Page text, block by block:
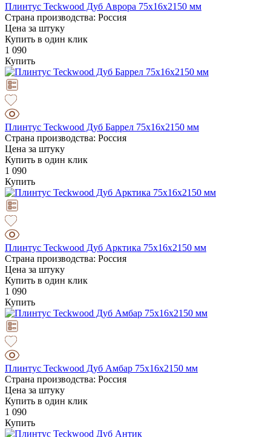
Плинтус Teckwood Дуб Аврора 75х16х2150 мм
Страна производства: Россия
Цена за штуку
Купить в один клик
1 090
Купить
Плинтус Teckwood Дуб Баррел 75х16х2150 мм
Страна производства: Россия
Цена за штуку
Купить в один клик
1 090
Купить
Плинтус Teckwood Дуб Арктика 75х16х2150 мм
Страна производства: Россия
Цена за штуку
Купить в один клик
1 090
Купить
Плинтус Teckwood Дуб Амбар 75х16х2150 мм
Страна производства: Россия
Цена за штуку
Купить в один клик
1 090
Купить